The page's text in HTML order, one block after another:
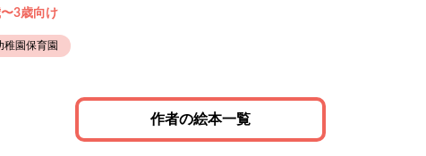
3歳向け
稚園保育園
作者の絵本一覧